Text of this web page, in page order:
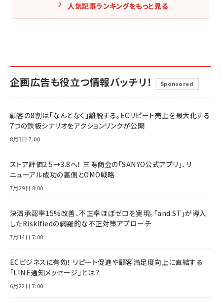
人気記事ランキングをもっと見る
企画広告も役立つ情報バッチリ！ Sponsored
顧客の8割は「なんとなく」離脱する。ECリピート売上を最大化する
7つの鉄板シナリオをアクションリンクが公開
8月3日 7:00
ストア評価2.5→3.8へ！ 三陽商会の「SANYO公式アプリ」、リ
ニューアル成功の裏側とOMO戦略
7月29日 8:00
決済承認率15%改善、不正率ほぼゼロを実現。「and ST」が導入
したRiskifiedの網羅的な不正対策アプローチ
7月14日 7:00
ECビジネスに有効！ リピート促進や顧客満足度向上に直結する
「LINE通知メッセージ」とは？
6月22日 7:00